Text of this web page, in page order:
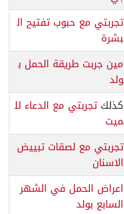
تجربتي مع حبوب تفتيح ال
بشرة
مين جربت طريقة الحمل ب
ولد
كذلكتجربتي مع الدعاء لل
ميت
تجربتي مع لصقات تبييض
الاسنان
اعراض الحمل في الشهر
السابع بولد